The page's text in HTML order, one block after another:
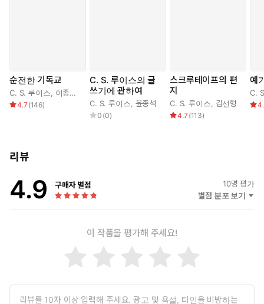
순전한 기독교
C. S. 루이스, 이종태 장경철
4.7 (146)
C. S. 루이스의 글
쓰기에 관하여
C. S. 루이스, 윤종석
0 (0)
스크루테이프의 편
지
C. S. 루이스, 김선형
4.7 (113)
예
C.
리뷰
4.9 구매자 별점 10명 평가
별점 분포 보기
이 작품을 평가해 주세요!